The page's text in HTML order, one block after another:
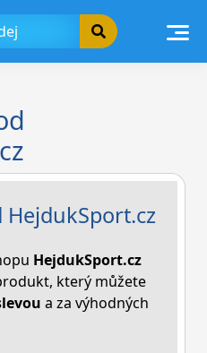
HejdukSport.cz
který můžete
a za výhodných